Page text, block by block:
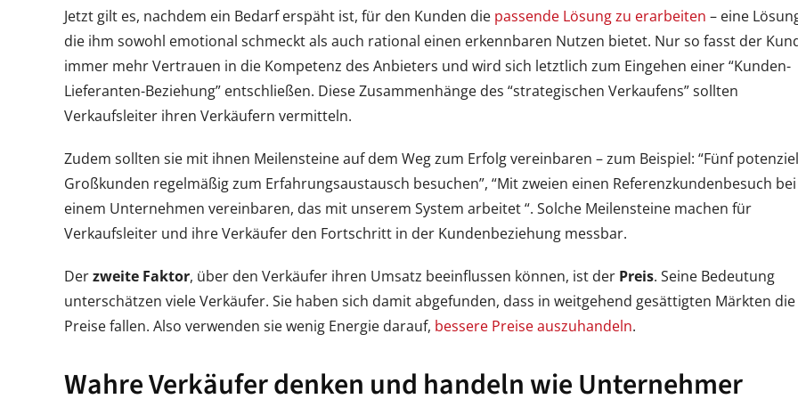
Jetzt gilt es, nachdem ein Bedarf erspäht ist, für den Kunden die passende Lösung zu erarbeiten – eine
die ihm sowohl emotional schmeckt als auch rational einen erkennbaren Nutzen bietet. Nur so fasst der
immer mehr Vertrauen in die Kompetenz des Anbieters und wird sich letztlich zum Eingehen einer “Kunden-
Lieferanten-Beziehung” entschließen. Diese Zusammenhänge des “strategischen Verkaufens” sollten
Verkaufsleiter ihren Verkäufern vermitteln.
Zudem sollten sie mit ihnen Meilensteine auf dem Weg zum Erfolg vereinbaren – zum Beispiel: “Fünf
Großkunden regelmäßig zum Erfahrungsaustausch besuchen”, “Mit zweien einen Referenzkundenbesuch bei
einem Unternehmen vereinbaren, das mit unserem System arbeitet “. Solche Meilensteine machen für
Verkaufsleiter und ihre Verkäufer den Fortschritt in der Kundenbeziehung messbar.
Derzweite Faktor, über den Verkäufer ihren Umsatz beeinflussen können, ist der Preis. Seine Bedeutung
unterschätzen viele Verkäufer. Sie haben sich damit abgefunden, dass in weitgehend gesättigten Märkten die
Preise fallen. Also verwenden sie wenig Energie darauf, bessere Preise auszuhandeln.
Wahre Verkäufer denken und handeln wie Unternehmer